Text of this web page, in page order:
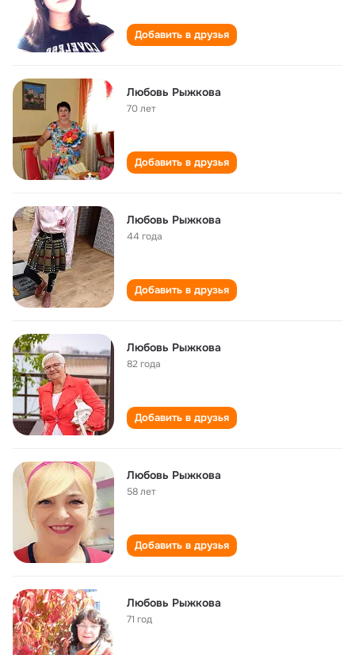
Добавить в друзья
Любовь Рыжкова
70 лет
Добавить в друзья
Любовь Рыжкова
44 года
Добавить в друзья
Любовь Рыжкова
82 года
Добавить в друзья
Любовь Рыжкова
58 лет
Добавить в друзья
Любовь Рыжкова
71 год